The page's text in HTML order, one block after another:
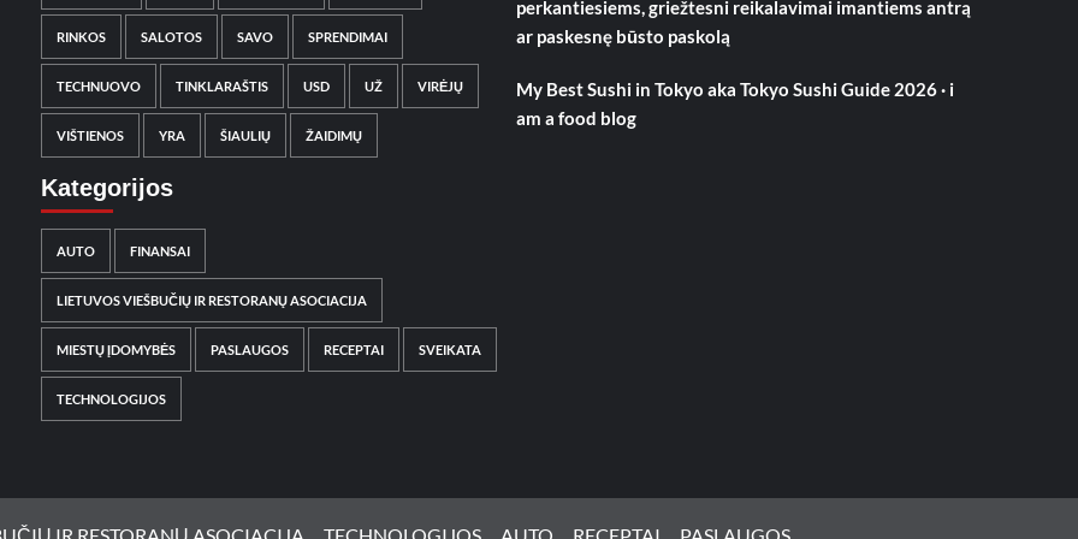
RINKOS SALOTOS SAVO SPRENDIMAI
TECHNUOVO TINKLARAŠTIS USD UŽ VIRĖJŲ
VIŠTIENOS YRA ŠIAULIŲ ŽAIDIMŲ
Kategorijos
AUTO FINANSAI
LIETUVOS VIEŠBUČIŲ IR RESTORANŲ ASOCIACIJA
MIESTŲ ĮDOMYBĖS PASLAUGOS RECEPTAI SVEIKATA
TECHNOLOGIJOS
perkantiesiems, griežtesni reikalavimai imantiems antrą
ar paskesnę būsto paskolą
My Best Sushi in Tokyo aka Tokyo Sushi Guide 2026 · i
am a food blog